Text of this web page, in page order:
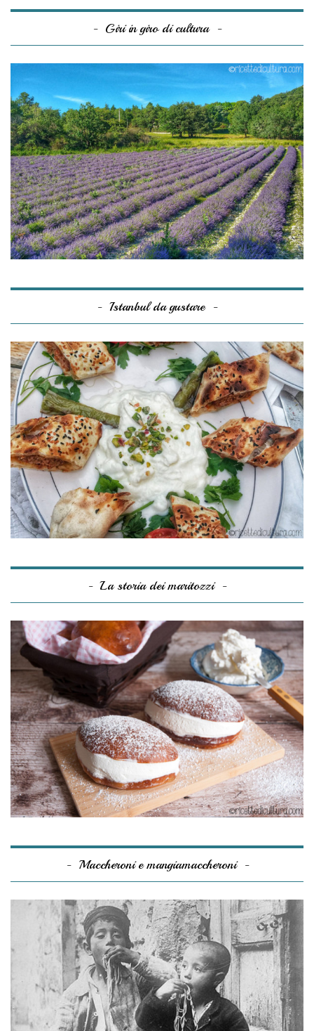
Giri in giro di cultura
Istanbul da gustare
La storia dei maritozzi
Maccheroni e mangiamaccheroni